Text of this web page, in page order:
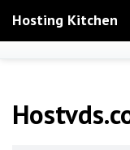
Hosting Kitchen